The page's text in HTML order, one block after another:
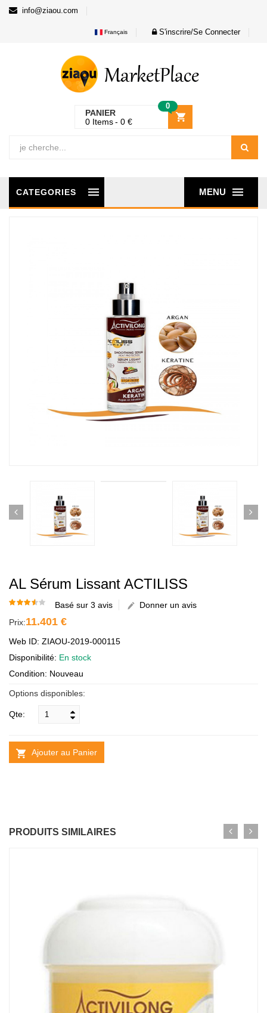
info@ziaou.com
Français S'inscrire/Se Connecter
PANIER
0
0 Items 0 €
MENU
CATEGORIES
AL Sérum Lissant ACTILISS
Basé sur 3 avis
Donner un avis
Prix:11.401 €
Web ID: ZIAOU-2019-000115
Disponibilité: En stock
Condition: Nouveau
Options disponibles:
Qte:
Ajouter au Panier
PRODUITS SIMILAIRES